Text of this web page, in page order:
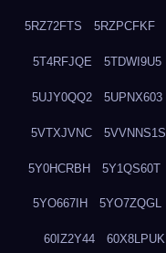
5RZ72FTS 5RZPCFKF
5T4RFJQE 5TDWI9U5
5UJY0QQ2 5UPNX603
5VTXJVNC 5VVNNS1S
5Y0HCRBH 5Y1QS60T
5YO667IH 5YO7ZQGL
60IZ2Y44 60X8LPUK